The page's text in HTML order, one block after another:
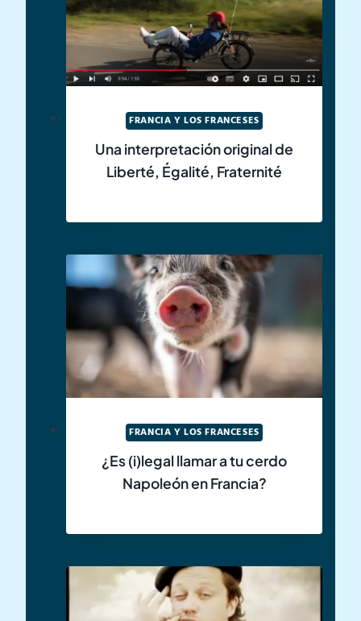
FRANCIA Y LOS FRANCESES
Una interpretación original de
Liberté, Égalité, Fraternité
FRANCIA Y LOS FRANCESES
¿Es (i)legal llamar a tu cerdo
Napoleón en Francia?